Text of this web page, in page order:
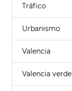
Tráfico
Urbanismo
Valencia
Valencia verde